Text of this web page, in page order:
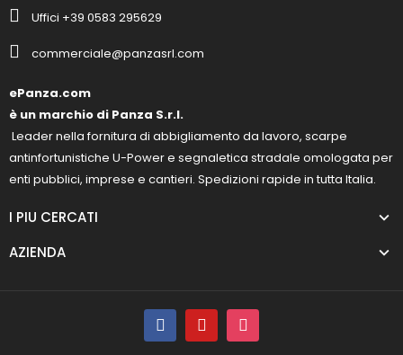
Uffici +39 0583 295629
commerciale@panzasrl.com
ePanza.com
è un marchio di Panza S.r.l.
Leader nella fornitura di abbigliamento da lavoro, scarpe
antinfortunistiche U-Power e segnaletica stradale omologata per
enti pubblici, imprese e cantieri. Spedizioni rapide in tutta Italia.
I PIU CERCATI
AZIENDA